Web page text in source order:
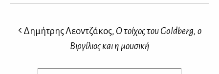
Δημήτρης Λεοντζάκος, Ο τοίχος του Goldberg, ο
Βιργίλιος και η μουσική